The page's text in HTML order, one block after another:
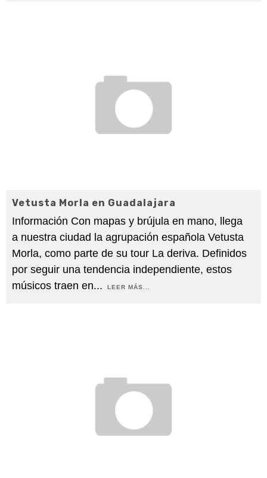
Vetusta Morla en Guadalajara
Información Con mapas y brújula en mano, llega
a nuestra ciudad la agrupación española Vetusta
Morla, como parte de su tour La deriva. Definidos
por seguir una tendencia independiente, estos
músicos traen en... LEER MÁS...